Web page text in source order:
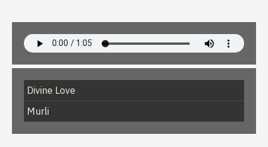
Divine Love
Murli